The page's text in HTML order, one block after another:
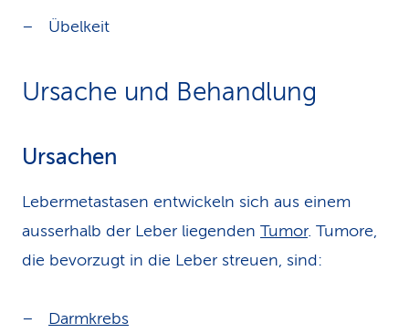
Übelkeit
Ursache und Behandlung
Ursachen
Lebermetastasen entwickeln sich aus einem
ausserhalb der Leber liegenden Tumor. Tumore,
die bevorzugt in die Leber streuen, sind:
Darmkrebs